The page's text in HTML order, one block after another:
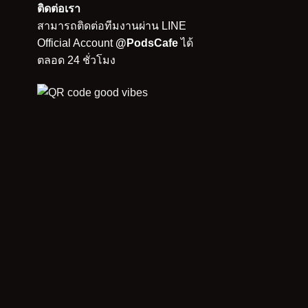
ติดต่อเรา
สามารถติดต่อทีมงานผ่าน LINE
Official Account @PodsCafeได้
ตลอด 24 ชั่วโมง